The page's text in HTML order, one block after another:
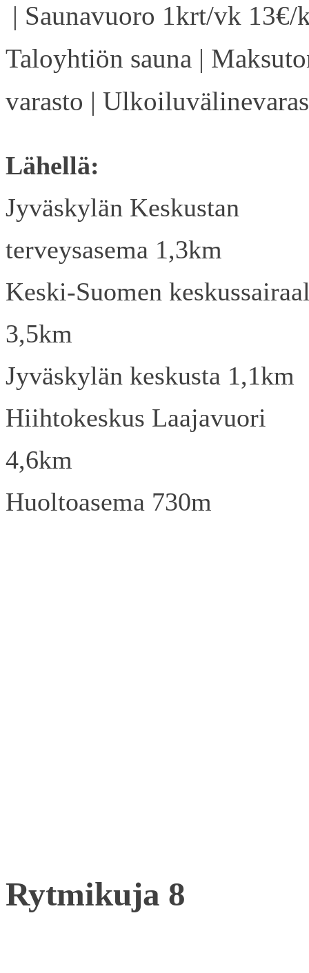
| Saunavuoro 1krt/vk
Taloyhtiön sauna |
varasto |
Lähellä:
Jyväskylän Keskustan
terveysasema 1,3km
Keski-Suomen
3,5km
Jyväskylän keskusta 1,1km
Hiihtokeskus Laajavuori
4,6km
Huoltoasema 730m
Rytmikuja 8